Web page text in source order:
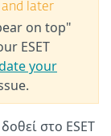
and later
on top"
ESET
your
στο ESET